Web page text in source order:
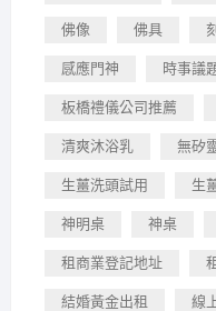
佛像 佛具
感應門神 時事議
板橋禮儀公司推薦
清爽沐浴乳 無矽
生薑洗頭試用 生
神明桌 神桌
租商業登記地址
結婚黃金出租 線